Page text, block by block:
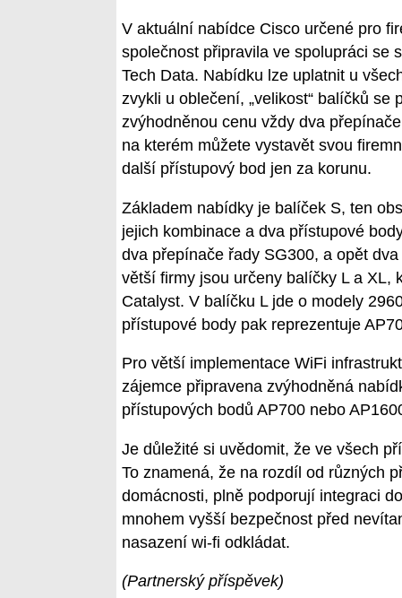
V aktuální nabídce Cisco určené pro
společnost připravila ve spolupráci se
Tech Data. Nabídku lze uplatnit u
zvykli u oblečení, „velikost“ balíčků
zvýhodněnou cenu vždy dva
na kterém můžete vystavět svou
další přístupový bod jen za korunu.
Základem nabídky je balíček S, ten
jejich kombinace a dva přístupové
dva přepínače řady SG300, a opět
větší firmy jsou určeny balíčky L a XL,
Catalyst. V balíčku L jde o modely
přístupové body pak reprezentuje
Pro větší implementace WiFi
zájemce připravena zvýhodněná
přístupových bodů AP700 nebo
Je důležité si uvědomit, že ve všech
To znamená, že na rozdíl od různých
domácnosti, plně podporují integraci
mnohem vyšší bezpečnost před
nasazení wi-fi odkládat.
(Partnerský příspěvek)